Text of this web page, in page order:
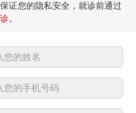
证您的隐私安全，就诊前通过
。